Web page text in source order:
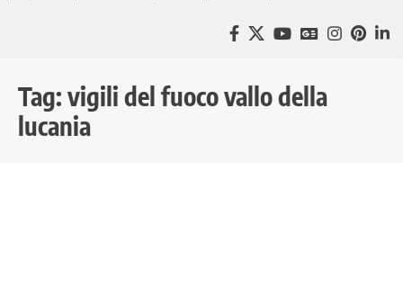
Tag: vigili del fuoco vallo della
lucania